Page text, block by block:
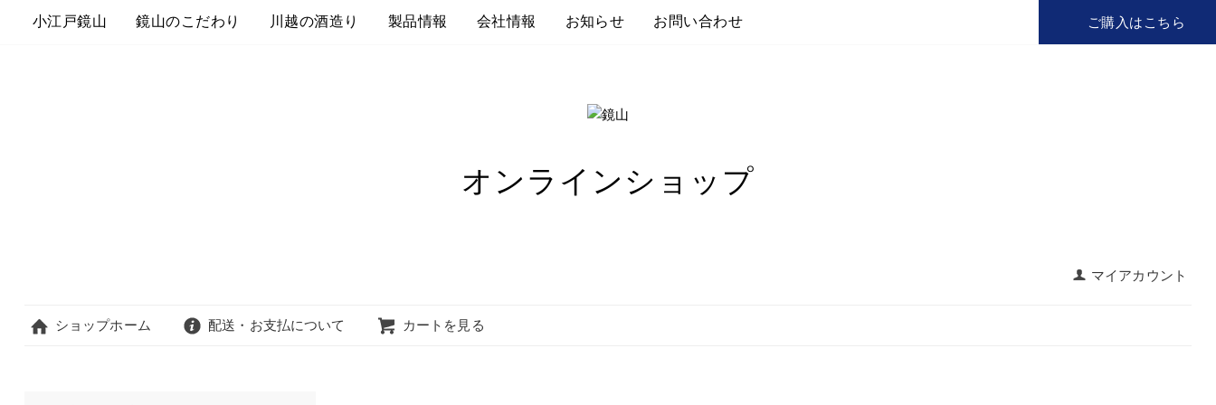
小江戸鏡山 鏡山のこだわり 川越の酒造り 製品情報 会社情報 お知らせ お問い合わせ ご購入はこちら
オンラインショップ
マイアカウント
ショップホーム 配送・お支払について カートを見る